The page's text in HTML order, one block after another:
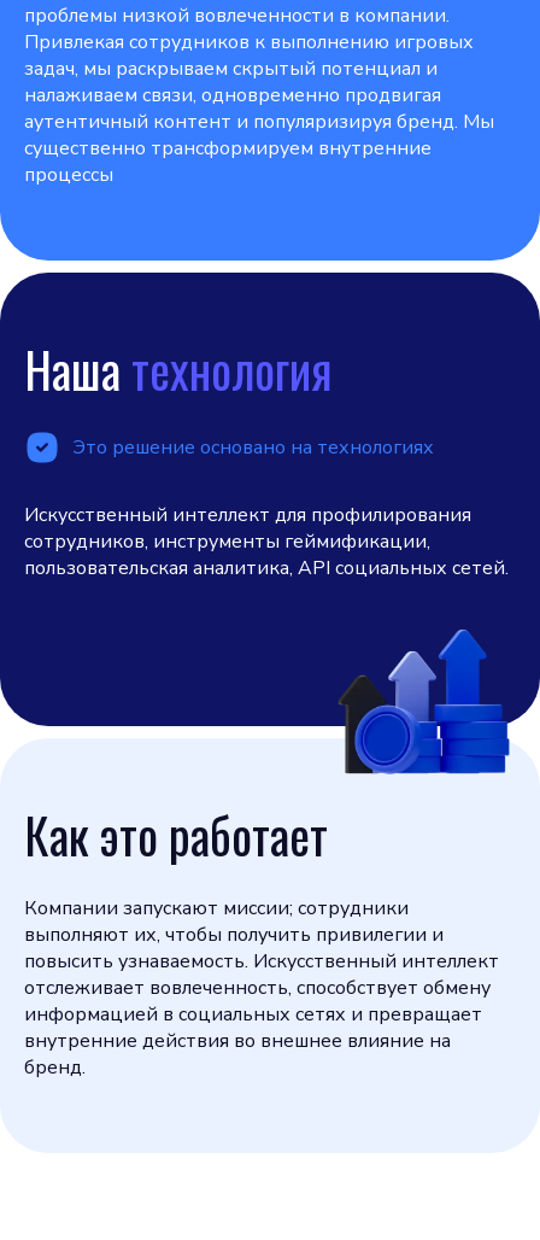
проблемы низкой вовлеченности в компании.
Привлекая сотрудников к выполнению игровых
задач, мы раскрываем скрытый потенциал и
налаживаем связи, одновременно продвигая
аутентичный контент и популяризируя бренд. Мы
существенно трансформируем внутренние
процессы
Нашатехнология
Это решение основано на технологиях
Искусственный интеллект для профилирования
сотрудников, инструменты геймификации,
пользовательская аналитика, API социальных сетей.
Как это работает
Компании запускают миссии; сотрудники
выполняют их, чтобы получить привилегии и
повысить узнаваемость. Искусственный интеллект
отслеживает вовлеченность, способствует обмену
информацией в социальных сетях и превращает
внутренние действия во внешнее влияние на
бренд.